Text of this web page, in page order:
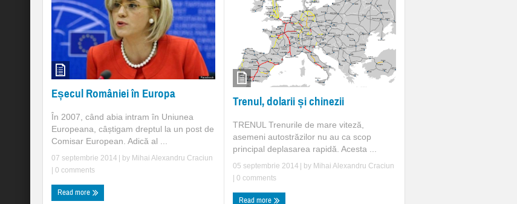
Eșecul României în Europa
În 2007, când abia intram în Uniunea
Europeana, câștigam dreptul la un post de
Comisar European. Adică al ...
07 septembrie 2014 | by Mihai Alexandru Craciun
| 0 comments
Read more
Trenul, dolarii și chinezii
TRENUL Trenurile de mare viteză,
asemeni autostrăzilor nu au ca scop
principal deplasarea rapidă. Acesta ...
05 septembrie 2014 | by Mihai Alexandru Craciun
0 comments
Read more